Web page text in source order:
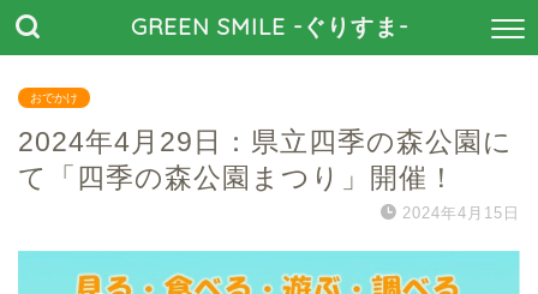
GREEN SMILE -ぐりすま-
おでかけ
2024年4月29日：県立四季の森公園に
て「四季の森公園まつり」開催！
2024年4月15日